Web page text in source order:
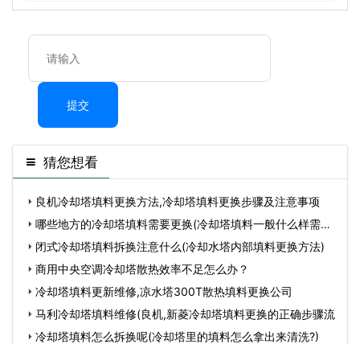
提交
猜您想看
良机冷却塔填料更换方法,冷却塔填料更换步骤及注意事项
哪些地方的冷却塔填料需要更换(冷却塔填料一般什么样需要
更 闭式冷却塔填料拆换注意什么(冷却水塔内部填料更换方法)
商用中央空调冷却塔散热效率不足怎么办？
冷却塔填料更新维修,凉水塔300T散热填料更换公司
马利冷却塔填料维修(良机,新菱冷却塔填料更换的正确步骤流
冷却塔填料怎么拆换呢(冷却塔里的填料怎么拿出来清洗?)